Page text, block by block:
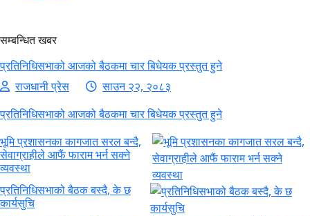
सम्बन्धित खबर
प्रतिनिधिसभाको आजको बैठकमा चार बिधेयक प्रस्तुत हुने
राजधानी प्रेस
साउन २२, २०८३
प्रतिनिधिसभाको आजको बैठकमा चार बिधेयक प्रस्तुत हुने
भूमि प्रशासनका कागजात सरल बन्दै,
सेवाग्राहीले आफैं फाराम भर्न सक्ने
व्यवस्था
प्रतिनिधिसभाको बैठक बस्दै, के छ
कार्यसुचि